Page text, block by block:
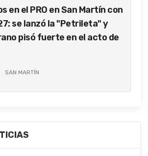
en el PRO en San Martín con
se lanzó la "Petrileta" y
pisó fuerte en el acto de
SAN MARTÍN